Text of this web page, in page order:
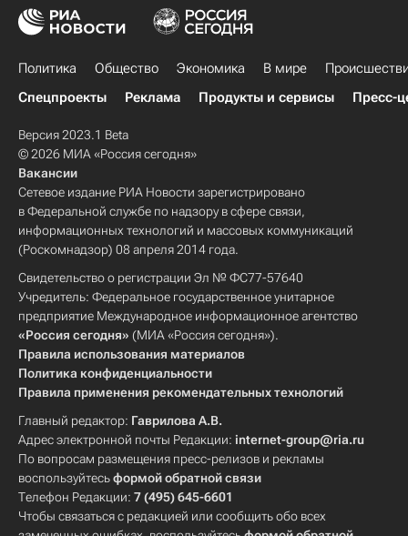
Политика Общество Экономика В мире
Спецпроекты
Реклама Продукты и сервисы Пресс-
Версия 2023.1 Beta
© 2026 МИА «Россия сегодня»
Вакансии
Сетевое издание РИА Новости зарегистрировано
в Федеральной службе по надзору в сфере связи,
информационных технологий и массовых коммуникаций
(Роскомнадзор) 08 апреля 2014 года.
Свидетельство о регистрации Эл № ФС77-57640
Учредитель: Федеральное государственное унитарное
предприятие Международное информационное агентство
«Россия сегодня» (МИА «Россия сегодня»).
Правила использования материалов
Политика конфиденциальности
Правила применения рекомендательных технологий
Главный редактор: Гаврилова А.В.
Адрес электронной почты Редакции: internet-group@ria.ru
По вопросам размещения пресс-релизов и рекламы
воспользуйтесьформой обратной связи
Телефон Редакции: 7 (495) 645-6601
Чтобы связаться с редакцией или сообщить обо всех